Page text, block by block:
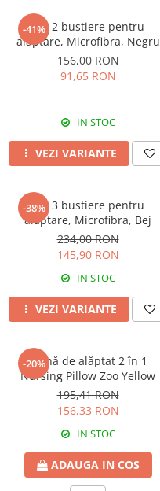
-41%
Set 2 bustiere pentru
alaptare, Microfibra, Negru
156,00 RON
91,65 RON
IN STOC
VEZI VARIANTE
-38%
Set 3 bustiere pentru
alaptare, Microfibra, Bej
234,00 RON
145,90 RON
IN STOC
VEZI VARIANTE
-20%
Pernă de alăptat 2 în 1
Nursing Pillow Zoo Yellow
195,41 RON
156,33 RON
IN STOC
ADAUGA IN COS